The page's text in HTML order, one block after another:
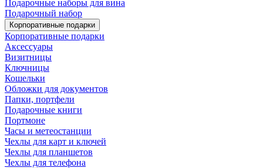
Подарочные наборы для вина
Подарочный набор
Корпоративные подарки
Корпоративные подарки
Аксессуары
Визитницы
Ключницы
Кошельки
Обложки для документов
Папки, портфели
Подарочные книги
Портмоне
Часы и метеостанции
Чехлы для карт и ключей
Чехлы для планшетов
Чехлы для телефона